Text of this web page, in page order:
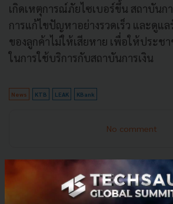
เกิดเหตุการณ์ภัยไซเบอร์ขึ้น สถาบันก
การแก้ไขปัญหาอย่างรวดเร็ว และดูแ
ของลูกค้าไม่ให้เสียหาย เพื่อให้ประช
ในการใช้บริการกับสถาบันการเงิน
News KTB LEAK KBank
No comment